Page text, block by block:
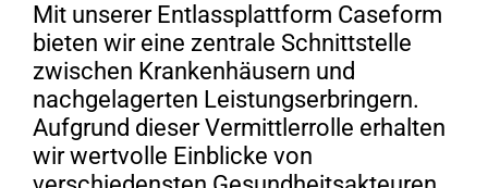
Mit unserer Entlassplattform Caseform
bieten wir eine zentrale Schnittstelle
zwischen Krankenhäusern und
nachgelagerten Leistungserbringern.
Aufgrund dieser Vermittlerrolle erhalten
wir wertvolle Einblicke von